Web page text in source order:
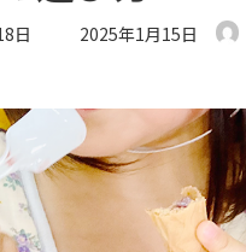
日
最
日
時
:
2025年1月15日